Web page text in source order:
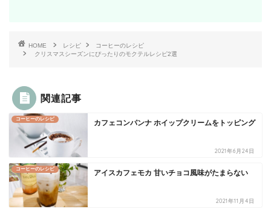
HOME レシピ
コーヒーのレシピ
クリスマスシーズンにぴったりのモクテルレシピ2選
関連記事
コーヒーのレシピ カフェコンパンナ ホイップクリームをトッピング
2021年6月24日
コーヒーのレシピ アイスカフェモカ 甘いチョコ風味がたまらない
2021年11月4日